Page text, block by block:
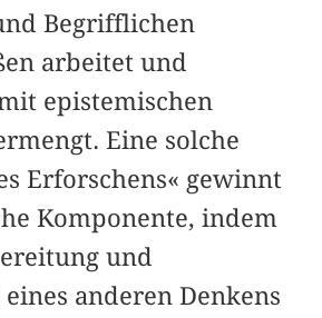
Begrifflichen
arbeitet und
epistemischen
Eine solche
Erforschens« gewinnt
Komponente, indem
und
anderen Denkens